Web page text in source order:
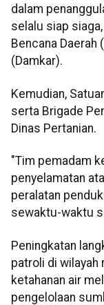
dalam
selalu siap
Bencana Daerah
(Damkar).
Kemudian,
serta Brigade
Dinas Pertanian.
"Tim pemadam
penyelamatan
peralatan
sewaktu-waktu
Peningkatan
patroli di wilayah
ketahanan air
pengelolaan